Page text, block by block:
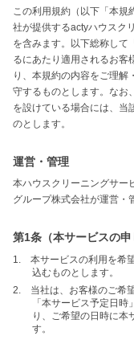
この利用規約（以下「本規
社が提供するactyハウスク
を含みます。以下総称して
るにあたり適用されるお客
り、本規約の内容をご理解
守するものとします。なお
を設けている場合には、当
のとします。
運営・管理
本ハウスクリーニングサー
グループ株式会社が運営・
第1条（本サービスの申
1. 本サービスの利用を希
込むものとします。
2. 当社は、お客様のご希
「本サービス予定日
り、ご希望の日時に本
す。